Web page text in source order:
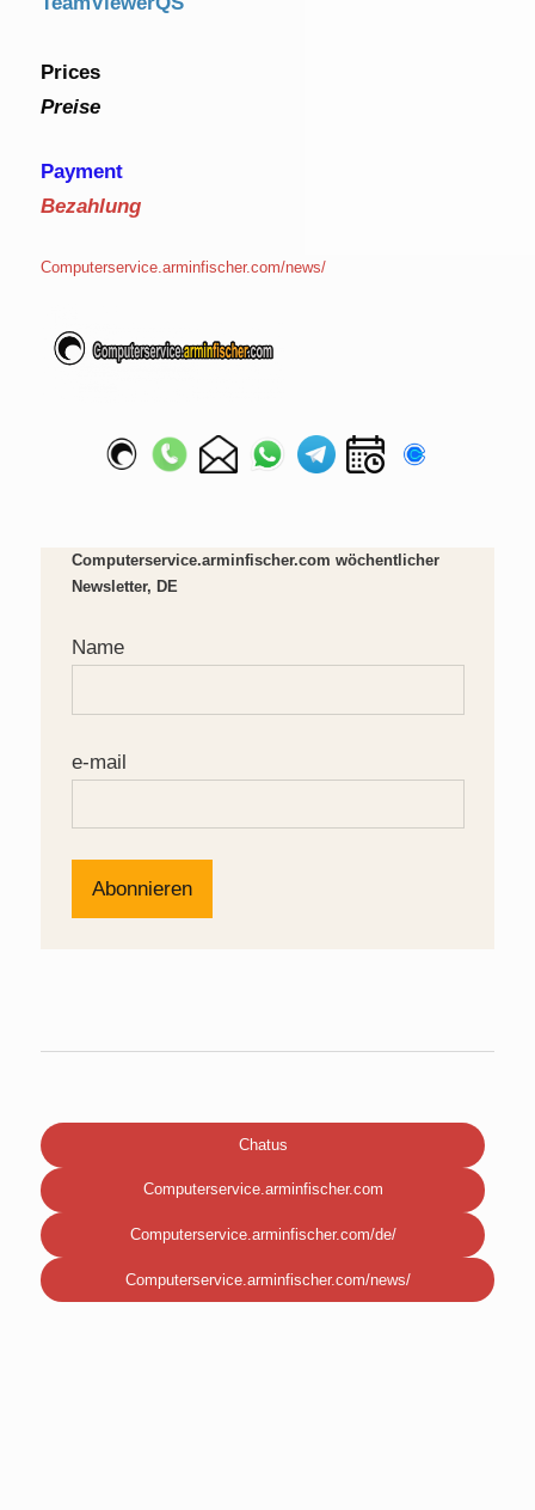
Prices
Preise
Payment
Bezahlung
Computerservice.arminfischer.com/news/
Computerservice.arminfischer.com wöchentlicher
Newsletter, DE
Name
e-mail
Chatus
Computerservice.arminfischer.com
Computerservice.arminfischer.com/de/
Computerservice.arminfischer.com/news/